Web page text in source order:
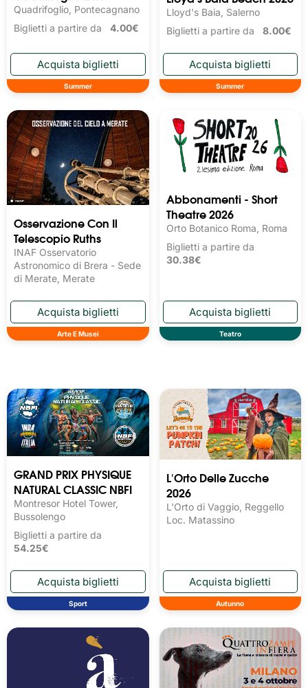
Quadrifoglio, Pontecagnano
Biglietti a partire da 4.00€
Summer
Lloyd's Baia, Salerno
Biglietti a partire da 8.00€
Summer
Osservazione Con Il
Telescopio Ruths
INAF Osservatorio
Astronomico di Brera - Sede
di Merate, Merate
Arte E Musei
Abbonamenti - Short
Theatre 2026
Orto Botanico Roma, Roma
Biglietti a partire da
30.38€
Teatro
GRAND PRIX PHYSIQUE
NATURAL CLASSIC NBFI
Montresor Hotel Tower,
Bussolengo
Biglietti a partire da
54.25€
Sport
L'Orto Delle Zucche
2026
L'Orto di Vaggio, Reggello
Loc. Matassino
Autunno